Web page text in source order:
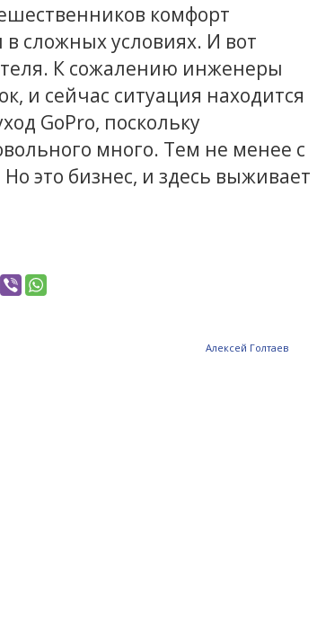
комфорт
сложных условиях. И вот
К сожалению инженеры
и сейчас ситуация находится
GoPro, поскольку
много. Тем не менее с
это бизнес, и здесь выживает
Алексей Голтаев